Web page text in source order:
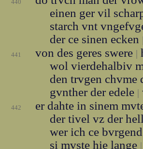
440
einen ger vil
starch vnt
der ce sinen ecken
441 von des geres swere |
wol vierdehalbiv
den trvgen chvme
gvnther der edele |
442
er dahte in sinem
der tivel vz der
wer ich ce
si mvste hie lange |